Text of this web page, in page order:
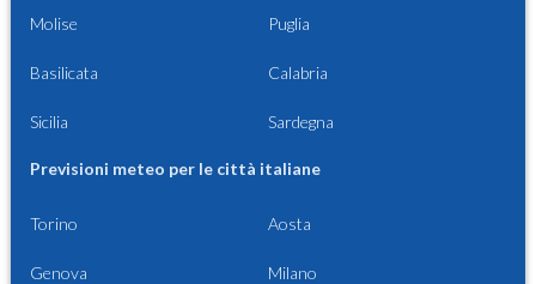
Molise Puglia
Basilicata Calabria
Sicilia Sardegna
Previsioni meteo per le città italiane
Torino Aosta
Genova Milano